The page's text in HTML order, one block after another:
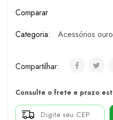
Comparar
Categoria:
Acessórios
Compartilhar:
Consulte o frete e prazo